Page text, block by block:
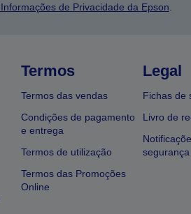
de Privacidade da Epson
Termos
Termos das vendas
Condições de pagamento
e entrega
Termos de utilização
Termos das Promoções
Online
Legal
Fichas de
Livro de
segurança